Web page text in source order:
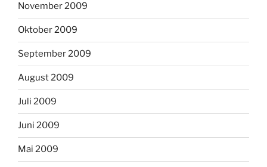
November 2009
Oktober 2009
September 2009
August 2009
Juli 2009
Juni 2009
Mai 2009